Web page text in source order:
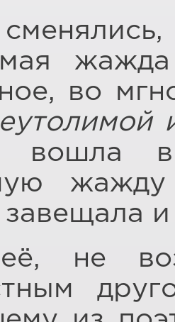
во
вошла
завещала
не